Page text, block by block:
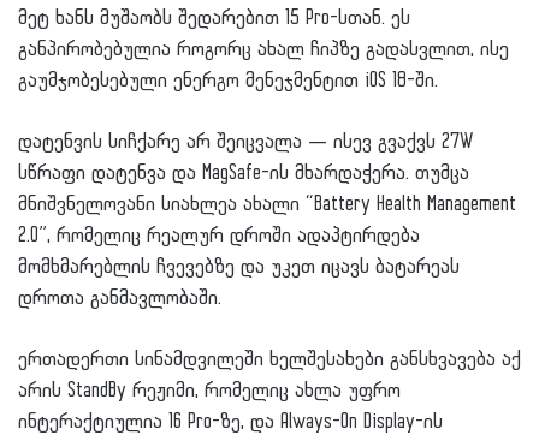
მეტ ხანს მუშაობს შედარებით 15 Pro-სთან. ეს
განპირობებულია როგორც ახალ ჩიპზე გადასვლით, ისე
გაუმჯობესებული ენერგო მენეჯმენტით iOS 18-ში.
დატენვის სიჩქარე არ შეიცვალა — ისევ გვაქვს 27W
სწრაფი დატენვა და MagSafe-ის მხარდაჭერა. თუმცა
მნიშვნელოვანი სიახლეა ახალი “Battery Health Management
2.0”, რომელიც რეალურ დროში ადაპტირდება
მომხმარებლის ჩვევებზე და უკეთ იცავს ბატარეას
დროთა განმავლობაში.
ერთადერთი სინამდვილეში ხელშესახები განსხვავება აქ
არის StandBy რეჟიმი, რომელიც ახლა უფრო
ინტერაქტიულია 16 Pro-ზე, და Always-On Display-ის